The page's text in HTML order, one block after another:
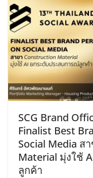
SCG Brand
Finalist Best
Social Media ส
Material มุ่งใช้
ลูกค้า